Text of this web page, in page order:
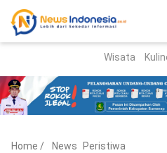
Parlemen
Wisata
Home / News Peristiwa